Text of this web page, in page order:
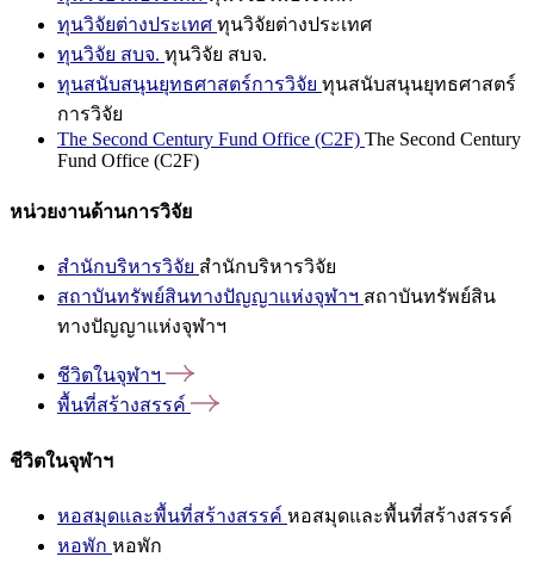
ทุนวิจัยต่างประเทศ ทุนวิจัยต่างประเทศ
ทุนวิจัย สบจ. ทุนวิจัย สบจ.
ทุนสนับสนุนยุทธศาสตร์การวิจัย ทุนสนับสนุนยุทธศาสตร์
การวิจัย
The Second Century Fund Office (C2F) The Second Century
Fund Office (C2F)
หน่วยงานด้านการวิจัย
สำนักบริหารวิจัย สำนักบริหารวิจัย
สถาบันทรัพย์สินทางปัญญาแห่งจุฬาฯ สถาบันทรัพย์สิน
ทางปัญญาแห่งจุฬาฯ
ชีวิตในจุฬาฯ
พื้นที่สร้างสรรค์
ชีวิตในจุฬาฯ
หอสมุดและพื้นที่สร้างสรรค์ หอสมุดและพื้นที่สร้างสรรค์
หอพัก หอพัก